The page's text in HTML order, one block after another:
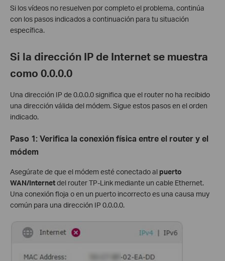
Si los vídeos no resuelven por completo el problema, continúa
con los pasos indicados a continuación para tu situación
específica.
Si la dirección IP de Internet se muestra
como 0.0.0.0
Una dirección IP de 0.0.0.0 significa que el router no ha recibido
una dirección válida del módem. Sigue estos pasos en el orden
indicado.
Paso 1: Verifica la conexión física entre el router y el
módem
Asegúrate de que el módem esté conectado al puerto
WAN/Internetdel router TP-Link mediante un cable Ethernet.
Una conexión floja o en un puerto incorrecto es una causa muy
común para una dirección IP 0.0.0.0.